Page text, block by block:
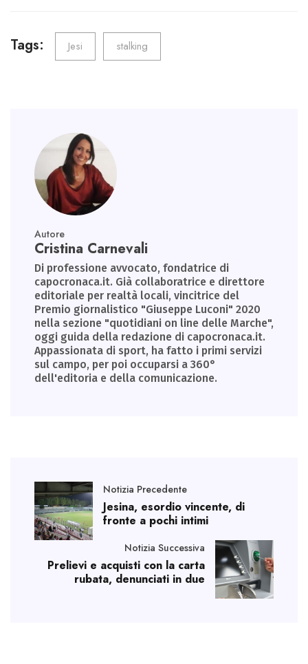
o
ok
tt
er
aile
dI
n
ts
A
p
Tags: Jesi stalking
Autore
Cristina Carnevali
Di professione avvocato, fondatrice di
capocronaca.it. Già collaboratrice e direttore
editoriale per realtà locali, vincitrice del
Premio giornalistico "Giuseppe Luconi" 2020
nella sezione "quotidiani on line delle Marche",
oggi guida della redazione di capocronaca.it.
Appassionata di sport, ha fatto i primi servizi
sul campo, per poi occuparsi a 360°
dell'editoria e della comunicazione.
Notizia Precedente
Jesina, esordio vincente, di
fronte a pochi intimi
Notizia Successiva
Prelievi e acquisti con la carta
rubata, denunciati in due